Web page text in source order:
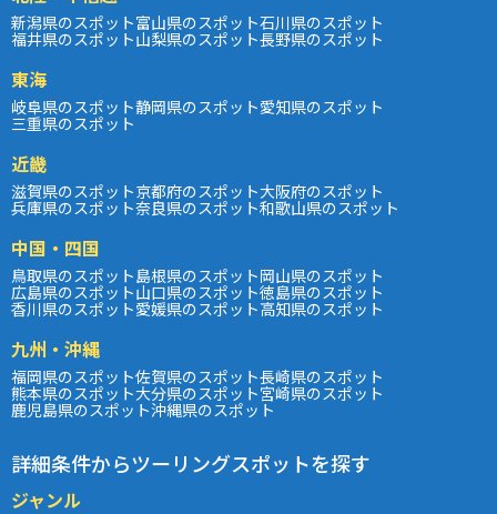
新潟県のスポット富山県のスポット石川県のスポット
福井県のスポット山梨県のスポット長野県のスポット
東海
岐阜県のスポット静岡県のスポット愛知県のスポット
三重県のスポット
近畿
滋賀県のスポット京都府のスポット大阪府のスポット
兵庫県のスポット奈良県のスポット和歌山県のスポット
中国・四国
鳥取県のスポット島根県のスポット岡山県のスポット
広島県のスポット山口県のスポット徳島県のスポット
香川県のスポット愛媛県のスポット高知県のスポット
九州・沖縄
福岡県のスポット佐賀県のスポット長崎県のスポット
熊本県のスポット大分県のスポット宮崎県のスポット
鹿児島県のスポット沖縄県のスポット
詳細条件からツーリングスポットを探す
ジャンル